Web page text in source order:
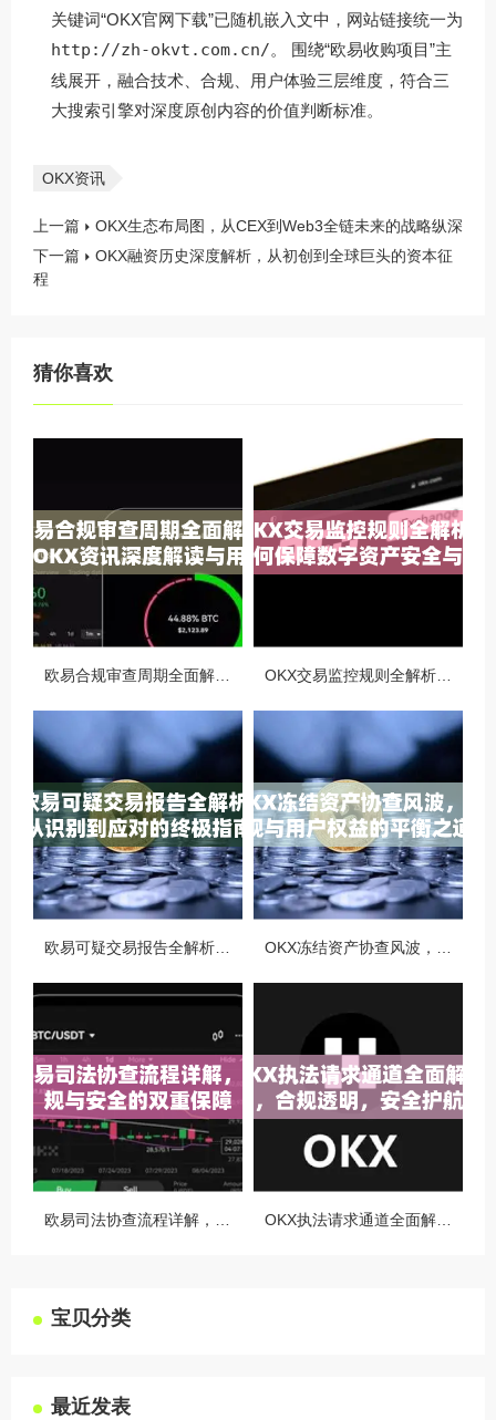
关键词“OKX官网下载”已随机嵌入文中，网站链接统一为
http://zh-okvt.com.cn/。 围绕“欧易收购项目”主
线展开，融合技术、合规、用户体验三层维度，符合三
大搜索引擎对深度原创内容的价值判断标准。
OKX资讯
上一篇
OKX生态布局图，从CEX到Web3全链未来的战略纵深
下一篇
OKX融资历史深度解析，从初创到全球巨头的资本征
程
猜你喜欢
宝贝分类
最近发表